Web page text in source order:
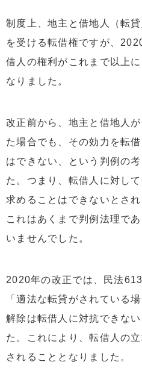
制度上、地主と借地人（転
を受ける転借権ですが、
借人の権利がこれまで以上
なりました。
改正前から、地主と借地人
た場合でも、その効力を転
はできない、という判例の
た。つまり、転借人に対し
求めることはできないとさ
これはあくまで判例法理で
いませんでした。
2020年の改正では、民法
「適法な転貸がされている
解除は転借人に対抗できな
た。これにより、転借人の
されることとなりました。